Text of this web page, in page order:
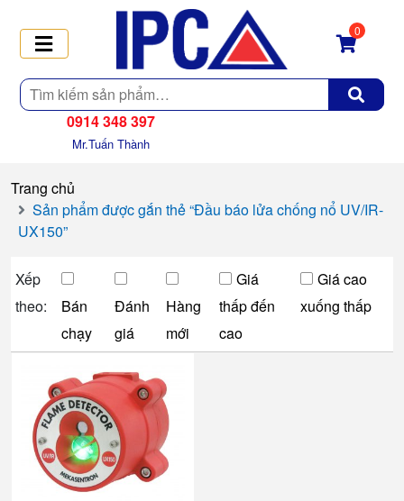
Tìm
kiếm
0
0914 348 397
Mr.Tuấn Thành
Trang chủ
Sản phẩm được gắn thẻ “Đầu báo lửa chống nổ UV/IR-
UX150”
Xếp
theo:
Bán
chạy
Đánh
giá
Hàng
mới
Giá
thấp đến
cao
Giá cao
xuống thấp